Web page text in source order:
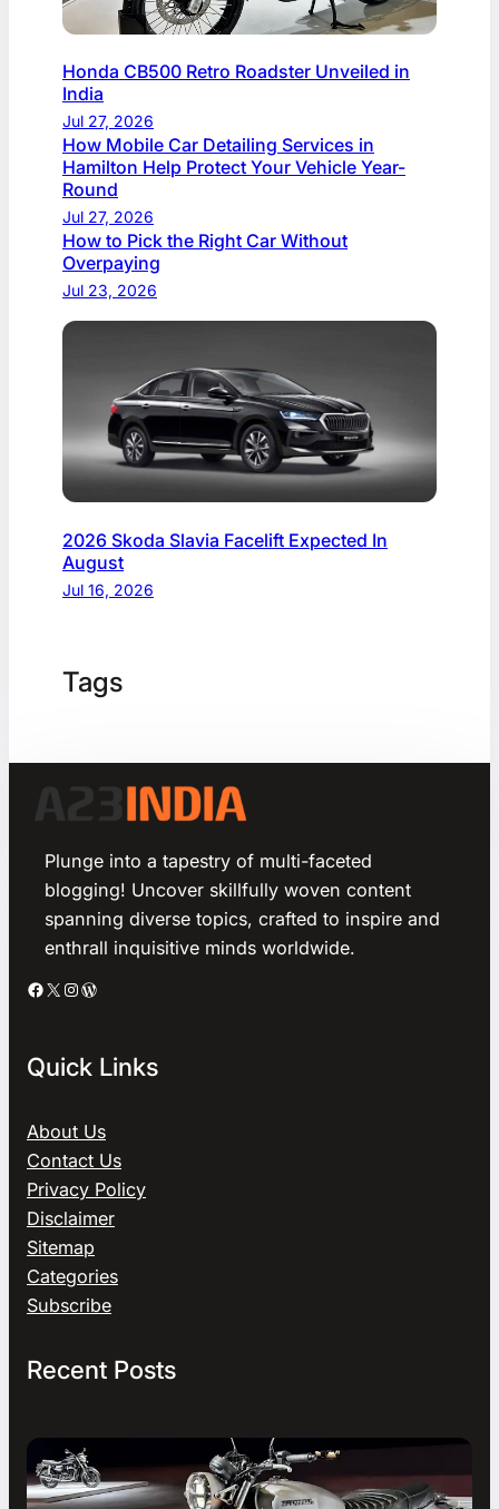
Honda CB500 Retro Roadster Unveiled in
India
Jul 27, 2026
How Mobile Car Detailing Services in
Hamilton Help Protect Your Vehicle Year-
Round
Jul 27, 2026
How to Pick the Right Car Without
Overpaying
Jul 23, 2026
2026 Skoda Slavia Facelift Expected In
August
Jul 16, 2026
Tags
Plunge into a tapestry of multi-faceted
blogging! Uncover skillfully woven content
spanning diverse topics, crafted to inspire and
enthrall inquisitive minds worldwide.
Facebook X Instagram WordPress
Quick Links
About Us
Contact Us
Privacy Policy
Disclaimer
Sitemap
Categories
Subscribe
Recent Posts